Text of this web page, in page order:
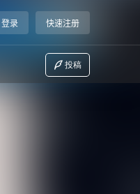
登录 快速注册
投稿